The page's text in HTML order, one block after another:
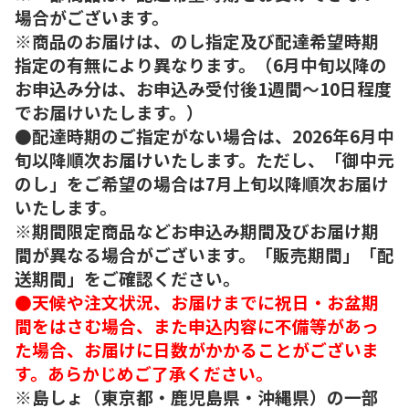
場合がございます。
※商品のお届けは、のし指定及び配達希望時期
指定の有無により異なります。（6月中旬以降の
お申込み分は、お申込み受付後1週間～10日程度
でお届けいたします。）
●配達時期のご指定がない場合は、2026年6月中
旬以降順次お届けいたします。ただし、「御中元
のし」をご希望の場合は7月上旬以降順次お届け
いたします。
※期間限定商品などお申込み期間及びお届け期
間が異なる場合がございます。「販売期間」「配
送期間」をご確認ください。
●天候や注文状況、お届けまでに祝日・お盆期
間をはさむ場合、また申込内容に不備等があっ
た場合、お届けに日数がかかることがございま
す。あらかじめご了承ください。
※島しょ（東京都・鹿児島県・沖縄県）の一部